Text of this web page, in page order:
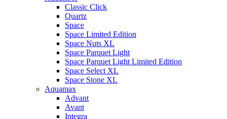
Classic Click
Quartz
Space
Space Limited Edition
Space Nuts XL
Space Parquet Light
Space Parquet Light Limited Edition
Space Select XL
Space Stone XL
Aquamax
Advant
Avant
Integra